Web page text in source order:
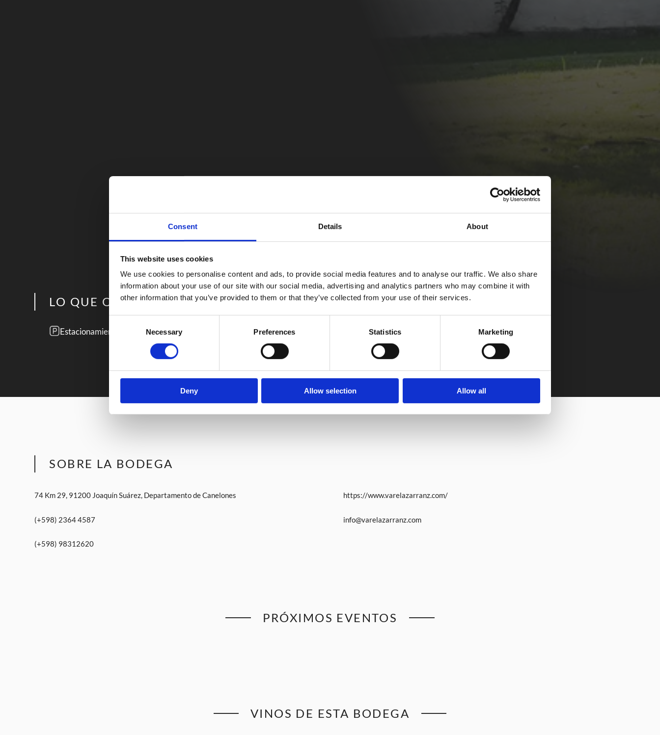
Consent Details About
This website uses cookies
We use cookies to personalise content and ads, to provide social media features and to analyse our traffic. We also share
information about your use of our site with our social media, advertising and analytics partners who may combine it with
other information that you’ve provided to them or that they’ve collected from your use of their services.
Selection
Necessary Preferences Statistics Marketing
Deny Allow selection Allow all
LO QUE OFRECE ESTE LUGAR
Estacionamiento Degustaciones Tienda de regalos Restaurante
SOBRE LA BODEGA
74 Km 29, 91200 Joaquín Suárez, Departamento de Canelones
(+598) 2364 4587
(+598) 98312620
https://www.varelazarranz.com/
info@varelazarranz.com
PRÓXIMOS EVENTOS
VINOS DE ESTA BODEGA